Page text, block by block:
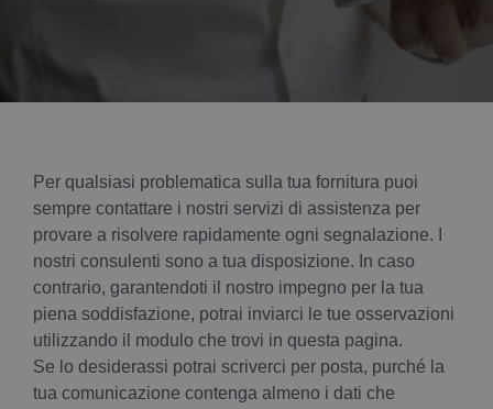
Per qualsiasi problematica sulla tua fornitura puoi
sempre contattare i nostri servizi di assistenza per
provare a risolvere rapidamente ogni segnalazione. I
nostri consulenti sono a tua disposizione. In caso
contrario, garantendoti il nostro impegno per la tua
piena soddisfazione, potrai inviarci le tue osservazioni
utilizzando il modulo che trovi in questa pagina.
Se lo desiderassi potrai scriverci per posta, purché la
tua comunicazione contenga almeno i dati che